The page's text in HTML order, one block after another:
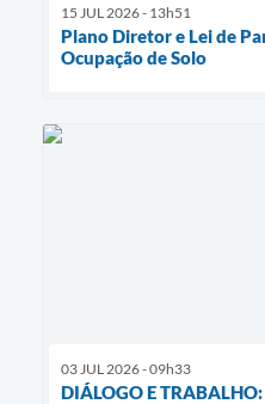
15 JUL 2026 - 13h51
Plano Diretor e Lei de
Ocupação de Solo
03 JUL 2026 - 09h33
DIÁLOGO E